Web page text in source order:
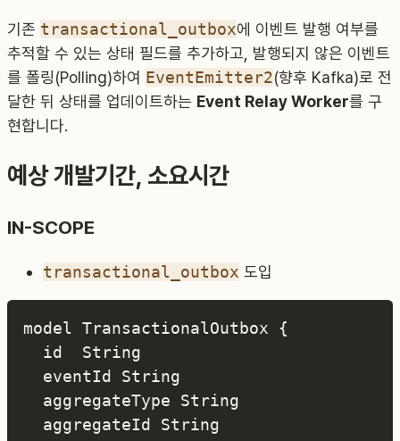
기존 transactional_outbox에 이벤트 발행 여부를
추적할 수 있는 상태 필드를 추가하고, 발행되지 않은 이벤트
를 폴링(Polling)하여 EventEmitter2(향후 Kafka)로 전
달한 뒤 상태를 업데이트하는 Event Relay Worker를 구
현합니다.
예상 개발기간, 소요시간
IN-SCOPE
transactional_outbox 도입
model TransactionalOutbox {
  id  String
  eventId String
  aggregateType String
  aggregateId String